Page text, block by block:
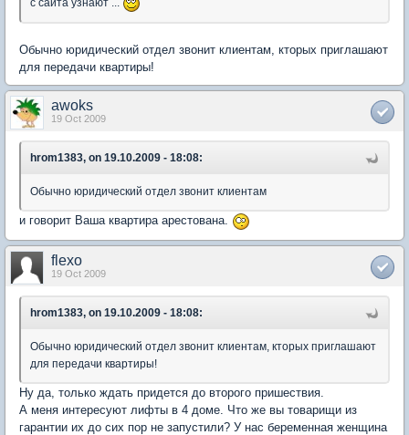
с сайта узнают ...
Обычно юридический отдел звонит клиентам, кторых приглашают
для передачи квартиры!
awoks
19 Oct 2009
hrom1383, on 19.10.2009 - 18:08:
Обычно юридический отдел звонит клиентам
и говорит Ваша квартира арестована.
flexo
19 Oct 2009
hrom1383, on 19.10.2009 - 18:08:
Обычно юридический отдел звонит клиентам, кторых приглашают
для передачи квартиры!
Ну да, только ждать придется до второго пришествия.
А меня интересуют лифты в 4 доме. Что же вы товарищи из
гарантии их до сих пор не запустили? У нас беременная женщина